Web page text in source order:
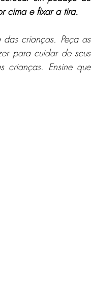
cima e fixar a tira.
crianças. Peça as
para cuidar de seus
crianças. Ensine que